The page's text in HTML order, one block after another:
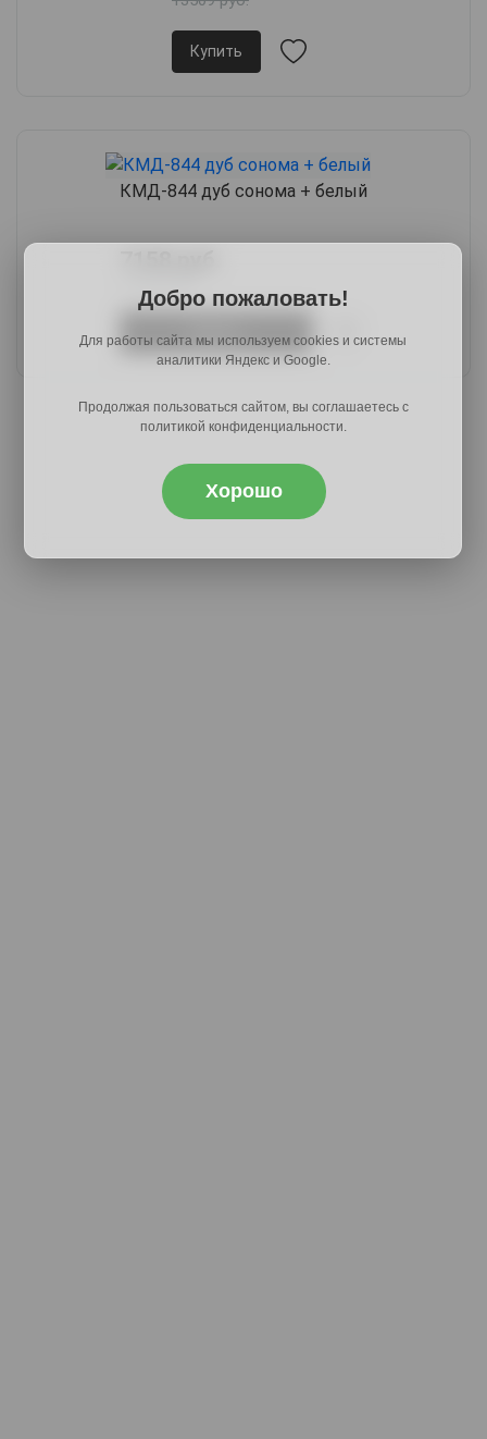
Купить
КМД-844 дуб сонома + белый
Добро пожаловать!
Для работы сайта мы используем cookies и системы
аналитики Яндекс и Google.
Продолжая пользоваться сайтом, вы соглашаетесь с
политикой конфиденциальности.
Хорошо